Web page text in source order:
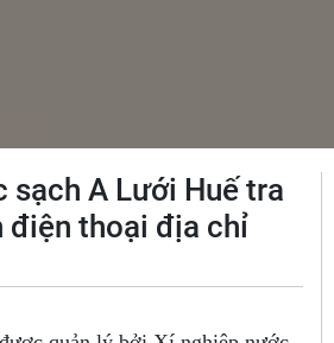
sạch A Lưới Huế tra
điện thoại địa chỉ